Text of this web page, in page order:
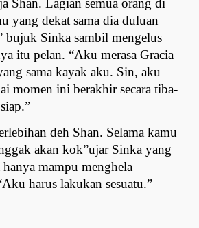
yang dekat sama dia duluan
bujuk Sinka sambil mengelus
itu pelan. “Aku merasa Gracia
sama kayak aku. Sin, aku
momen ini berakhir secara tiba-
deh Shan. Selama kamu
akan kok”ujar Sinka yang
mampu menghela
harus lakukan sesuatu.”